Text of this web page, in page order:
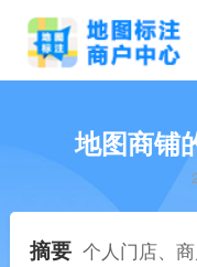
地图商铺
摘要 个人门店、